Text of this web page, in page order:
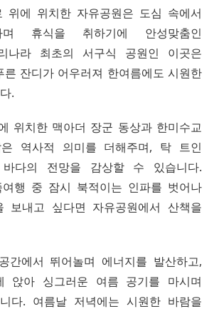
위에 위치한 자유공원은 도심 속에서
며 휴식을 취하기에 안성맞춤인
나라 최초의 서구식 공원인 이곳은
른 잔디가 어우러져 한여름에도 시원한
.
위치한 맥아더 장군 동상과 한미수교
은 역사적 의미를 더해주며, 탁 트인
다의 전망을 감상할 수 있습니다.
여행 중 잠시 북적이는 인파를 벗어나
보내고 싶다면 자유공원에서 산책을
간에서 뛰어놀며 에너지를 발산하고,
앉아 싱그러운 여름 공기를 마시며
다. 여름날 저녁에는 시원한 바람을